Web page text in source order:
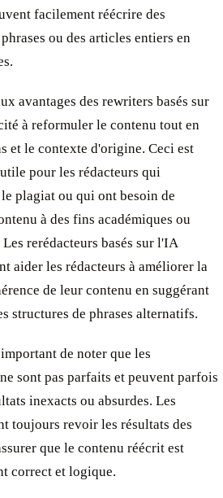
facilement réécrire des
ou des articles entiers en
avantages des rewriters basés sur
à reformuler le contenu tout en
et le contexte d'origine. Ceci est
pour les rédacteurs qui
plagiat ou qui ont besoin de
à des fins académiques ou
rerédacteurs basés sur l'IA
aider les rédacteurs à améliorer la
de leur contenu en suggérant
structures de phrases alternatifs.
de noter que les
sont pas parfaits et peuvent parfois
inexacts ou absurdes. Les
toujours revoir les résultats des
que le contenu réécrit est
correct et logique.